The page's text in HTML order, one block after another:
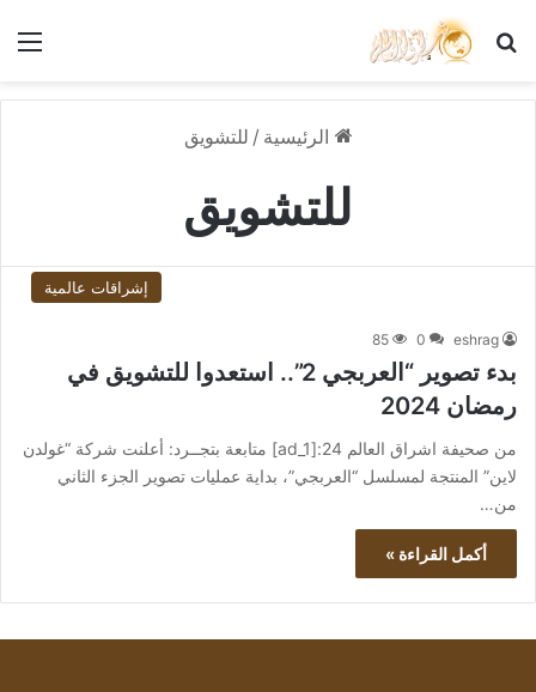
بحث عن
الرئيسية / للتشويق
للتشويق
إشراقات عالمية
eshrag
0
85
بدء تصوير “العربجي 2”.. استعدوا للتشويق في
رمضان 2024
من صحيفة اشراق العالم 24:[ad_1] متابعة بتجــرد: أعلنت شركة “غولدن
لاين” المنتجة لمسلسل “العربجي”، بداية عمليات تصوير الجزء الثاني
من…
أكمل القراءة »